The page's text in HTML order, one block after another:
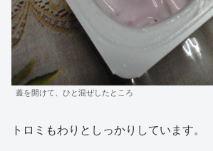
蓋を開けて、ひと混ぜしたところ
トロミもわりとしっかりしています。